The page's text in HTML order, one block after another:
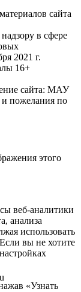
сайта
в сфере
2021 г.
16+
сайта: МАУ
пожелания по
этого
веб-аналитики
анализа
использовать
вы не хотите
«Узнать